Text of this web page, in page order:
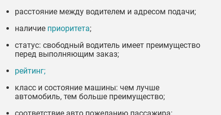
расстояние между водителем и адресом подачи;
наличие приоритета;
статус: свободный водитель имеет преимущество
перед выполняющим заказ;
рейтинг;
класс и состояние машины: чем лучше
автомобиль, тем больше преимущество;
соответствие авто пожеланию пассажира: